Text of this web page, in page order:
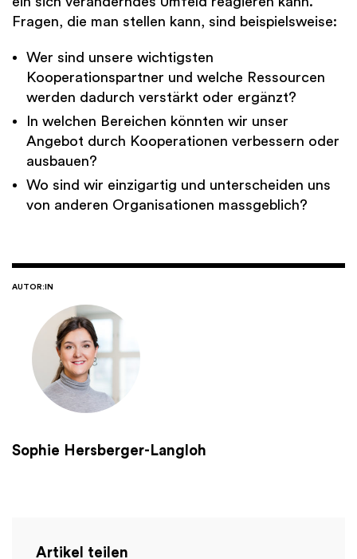
Fragen, die man stellen kann, sind beispielsweise:
Wer sind unsere wichtigsten
Kooperationspartner und welche Ressourcen
werden dadurch verstärkt oder ergänzt?
In welchen Bereichen könnten wir unser
Angebot durch Kooperationen verbessern oder
ausbauen?
Wo sind wir einzigartig und unterscheiden uns
von anderen Organisationen massgeblich?
AUTOR:IN
Sophie Hersberger-Langloh
Artikel teilen